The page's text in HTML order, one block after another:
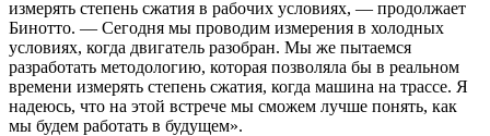
измерять степень сжатия в рабочих условиях, — продолжает
Бинотто. — Сегодня мы проводим измерения в холодных
условиях, когда двигатель разобран. Мы же пытаемся
разработать методологию, которая позволяла бы в реальном
времени измерять степень сжатия, когда машина на трассе. Я
надеюсь, что на этой встрече мы сможем лучше понять, как
мы будем работать в будущем».